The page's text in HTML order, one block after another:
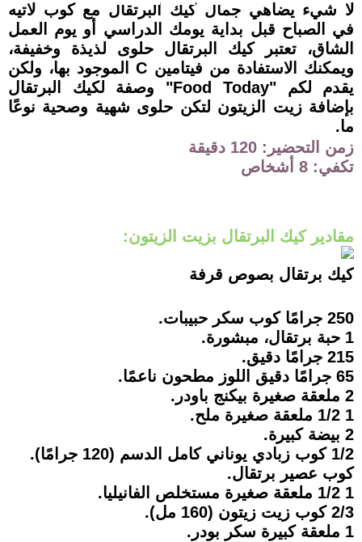
لا شيء يضاهي جمال كيك البرتقال مع كوب لاتيه
في الصباح قبل بداية يومك الدراسي أو يوم العمل
الشاق، تعتبر كيك البرتقال حلوى لذيذة وخفيفة،
ويمكنك الاستفادة من فيتامين C الموجود بها، ولكن
يقدم لكم "Food Today" وصفة لكيك البرتقال
بإضافة زيت الزيتون لتكن حلوى شهية وصحية نوعًا
ما.
زمن التحضير: 120 دقيقة
تكفي: 8 أشخاص
مقادير كيك البرتقال بزيت الزيتون:
كيك برتقال بصوص قرفة
250 جرامًا كوب سكر حبيبات.
1 حبة برتقال، مبشورة.
215 جرامًا دقيق.
65 جرامًا دقيق اللوز مطحون ناعمًا.
2 ملعقة صغيرة بيكنج باودر.
1 1/2 ملعقة صغيرة ملح.
2 بيضة كبيرة.
1/2 كوب زبادي يوناني كامل الدسم (120 جرامًا).
كوب عصير برتقال.
1 1/2 ملعقة صغيرة مستخلص الفانيليا.
2/3 كوب زيت زيتون (160 مل).
1 ملعقة كبيرة سكر بودر.